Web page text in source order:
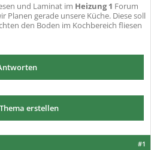
und Laminat im Heizung 1 Forum
Planen gerade unsere Küche. Diese soll
den Boden im Kochbereich fliesen
erstellen
#1